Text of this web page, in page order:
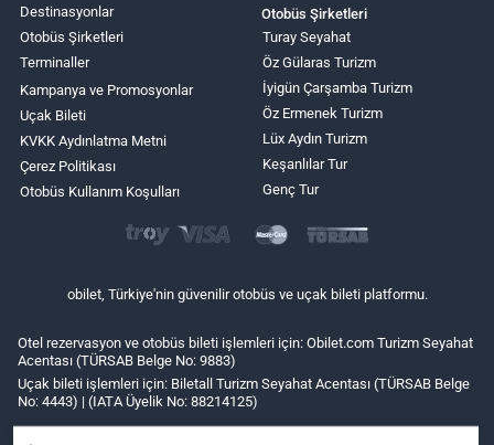
Destinasyonlar
Otobüs Şirketleri
Terminaller
Kampanya ve Promosyonlar
Uçak Bileti
KVKK Aydınlatma Metni
Çerez Politikası
Otobüs Kullanım Koşulları
Otobüs Şirketleri
Turay Seyahat
Öz Gülaras Turizm
İyigün Çarşamba Turizm
Öz Ermenek Turizm
Lüx Aydın Turizm
Keşanlılar Tur
Genç Tur
obilet, Türkiye'nin güvenilir otobüs ve uçak bileti platformu.
Otel rezervasyon ve otobüs bileti işlemleri için: Obilet.com Turizm Seyahat
Acentası (TÜRSAB Belge No: 9883)
Uçak bileti işlemleri için: Biletall Turizm Seyahat Acentası (TÜRSAB Belge
No: 4443) | (IATA Üyelik No: 88214125)